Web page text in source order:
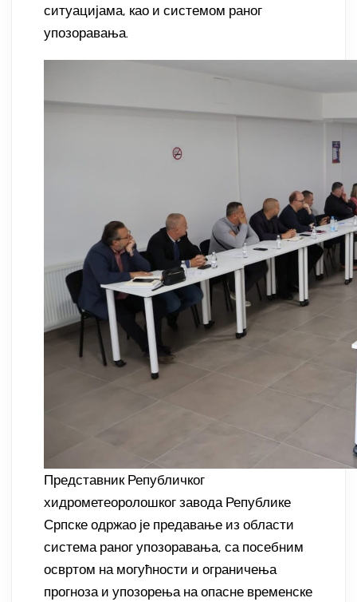
ситуацијама, као и системом раног
упозоравања.
Представник Републичког
хидрометеоролошког завода Републике
Српске одржао је предавање из области
система раног упозоравања, са посебним
освртом на могућности и ограничења
прогноза и упозорења на опасне временске